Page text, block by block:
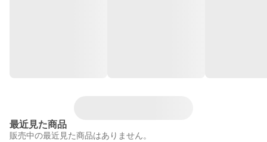
最近見た商品
販売中の最近見た商品はありません。